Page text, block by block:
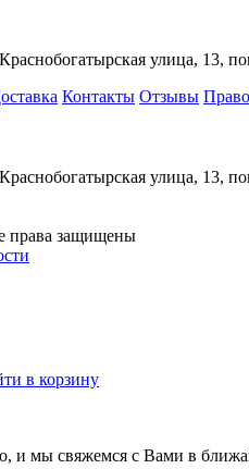
улица, 13,
Контакты Отзывы
улица, 13,
права защищены
в корзину
и мы свяжемся с Вами в